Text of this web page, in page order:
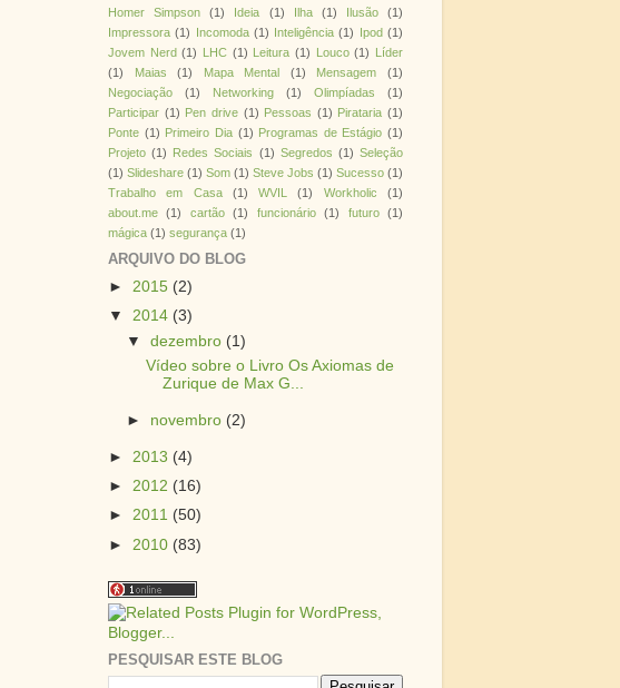
Homer Simpson
(1) Ideia (1) Ilha (1) Ilusão
(1)
Impressora (1) Incomoda (1) Inteligência (1) Ipod (1)
Jovem Nerd (1) LHC (1) Leitura (1) Louco (1)
Líder
(1)
Maias (1) Mapa Mental (1) Mensagem
(1)
Negociação
(1) Networking (1) Olimpíadas
(1)
Participar (1) Pen drive (1) Pessoas (1) Pirataria (1)
Ponte (1) Primeiro Dia (1) Programas de Estágio (1)
Projeto (1) Redes Sociais (1) Segredos (1) Seleção
(1) Slideshare (1) Som (1) Steve Jobs (1) Sucesso (1)
Trabalho em Casa
(1) WVIL (1) Workholic
(1)
about.me
(1) cartão (1) funcionário (1) futuro
(1)
mágica (1) segurança (1)
ARQUIVO DO BLOG
► 2015 (2)
▼ 2014 (3)
▼dezembro (1)
Vídeo sobre o Livro Os Axiomas de
Zurique de Max G...
► novembro (2)
► 2013 (4)
► 2012 (16)
► 2011 (50)
► 2010 (83)
PESQUISAR ESTE BLOG